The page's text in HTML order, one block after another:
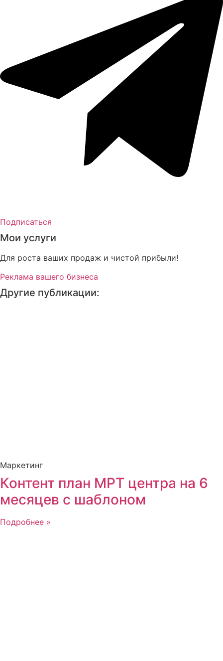
Подписаться
Мои услуги
Для роста ваших продаж и чистой прибыли!
Реклама вашего бизнеса
Другие публикации:
Маркетинг
Контент план МРТ центра на 6
месяцев с шаблоном
Подробнее »